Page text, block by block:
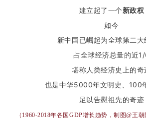
建立起了一个新政权
如今
新中国已崛起为全球第二
占全球经济总量的近
堪称人类经济史上的奇
也是中华5000年文明史、100
足以告慰祖先的奇迹
（1960-2018年各国GDP增长趋势，制图@王